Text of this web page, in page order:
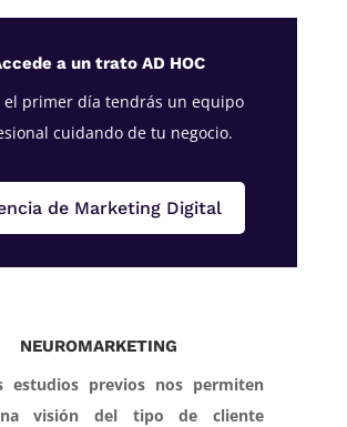
a un trato AD HOC
el primer día tendrás un equipo
cuidando de tu negocio.
de Marketing Digital
NEUROMARKETING
estudios previos nos permiten
visión del tipo de cliente